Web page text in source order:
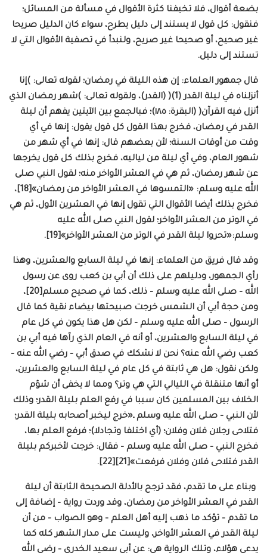
بضعة أقوال، فلا تخيفنا كثرة الأقوال في مسألة من المسائل؛
فنقول: كل قول لا يستند إلى دليل يطرح، سواء كان الدليل صريحا
غير صحيح، أو صحيحا غير صريح، ولنبدأ في تصفية الأقوال التي لا
تستند إلى دليل.
قال جمهور العلماء: إن هذه الليلة في رمضان؛ لقوله تعالى: )إنا
أنزلناه في ليلة القدر (1)( (القدر)، ولقوله تعالى: )شهر رمضان الذي
أنزل فيه القرآن( (البقرة: ١٨٥)؛ فبالجمع بين الآيتين يفهم أن ليلة
القدر في رمضان، فخرج بهذا القول كل قول يقول: إنها في أي
وقت من أوقات السنة؛ لأن بعضهم قال: إنها في أي شهر من
شهور العام، وفي أي ليلة من لياليه، فخرج بذلك كل قول يخرجها
عن شهر رمضان، ثم هي في العشر الأواخر منه؛ لقول النبي صلى
الله عليه وسلم: «التمسوها في العشر الأواخر من رمضان»[18]،
فخرج بذلك أيضا الأقوال التي تقول إنها في العشرين الأول، ثم هي
في الوتر من العشر الأواخر؛ لقول النبي صلى الله عليه
وسلم:«تحروا ليلة القدر في الوتر من العشر الأواخر»[19].
وقد قال فريق من العلماء: إنها في ليلة السابع والعشرين، وهذا
رأي الجمهور، ودليلهم على ذلك أن أبي بن كعب روى عن رسول
الله – صلى الله عليه وسلم – ذلك، كما في صحيح مسلم[20]،
ومن حجة أبي أن الشمس خرجت صبيحتها بيضاء نقية كما قال
الرسول – صلى الله عليه وسلم – لكن هل هذا يكون في كل عام
في ليلة السابع والعشرين، أو أنه في العام الذي رآها فيه أبي بن
كعب رضي الله عنه؟ نحن لا نشكك في صدق أبي – رضي الله عنه –
ولكن نقول: هل هي ثابتة في كل عام في ليلة السابع والعشرين،
أو أنها متنقلة في الليالي التي هي وتر؟ ومما لا يخفى أن شؤم
الخلاف بين المسلمين كان سببا في رفع العلم بليلة القدر؛ وذلك
لأن النبي – صلى الله عليه وسلم ـ«خرج ليخبر أصحابه بليلة القدر؛
فتلاحى رجلان فلان وفلان؛ (أي اختلفا وتجادلا)؛ فرفع العلم بها،
فخرج النبي – صلى الله عليه وسلم – فقال: خرجت لأخبركم بليلة
القدر فتلاحى فلان وفلان فرفعت»[21][22].
وبناء على ما تقدم، فقد ترجح بالأدلة الصحيحة الثابتة أن ليلة
القدر في العشر الأواخر من رمضان، وقد وردت رواية – إضافة إلى
ما تقدم – تؤكد ما ذهب إليه أهل العلم – وهو الصواب – من أن
ليلة القدر في العشر الأواخر، وليست على مدار الشهر كله كما
يدعي هؤلاء، وتلك الرواية هي: عن أبي سعيد الخدري – رضي الله